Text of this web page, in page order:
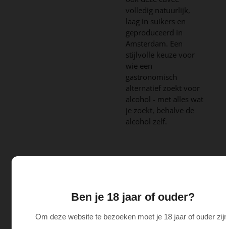
Ben je 18 jaar of ouder?
Om deze website te bezoeken moet je 18 jaar of ouder
volledig natuurlijk,
laag in suikers en
geproduceerd in
Amsterdam. Een
stijlvolle keuze voor
wie een
gastronomisch
alternatief zoekt voor
alcohol - met alles wat
je zoekt, behalve de
alcohol zelf.
Amsterdammers en gevierde theemeesters, zijn de
drijvende kracht achter Established Sparkling Tea
(Est.). Hun individuele reizen in de wonderlijke